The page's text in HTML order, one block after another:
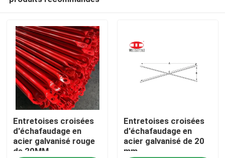
Maison
Produits
Entretoises croisées
d'échafaudage en
acier galvanisé rouge
de 20MM
Entretoises croisées
d'échafaudage en
acier galvanisé de 20
mm